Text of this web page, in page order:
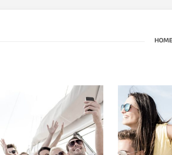
HOME